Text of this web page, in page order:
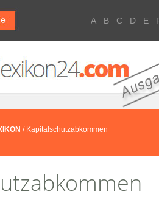
A B C D E
/ Kapitalschutzabkommen